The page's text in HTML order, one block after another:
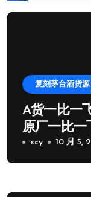
复刻茅台酒货源
A货一比一
原厂一比一
xcy 10 月 5,